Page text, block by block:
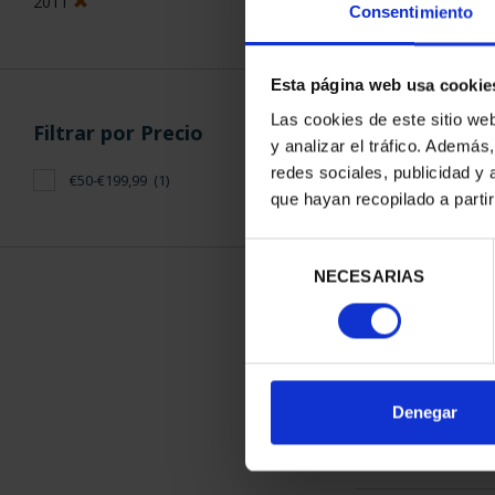
Consentimiento
Esta página web usa
Las cookies de este sitio
y analizar el tráfico.
redes sociales, publicidad y
que hayan recopilado a
consentimiento
NECESARIAS
Denegar
Filtrar por Precio
€50-€199,99 (1)
CAPITALES
ORDENAR POR: